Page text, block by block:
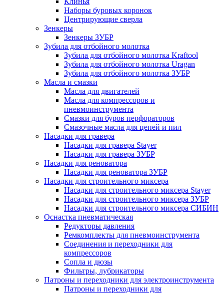
Наборы буровых коронок
Центрирующие сверла
Зенкеры
Зенкеры ЗУБР
Зубила для отбойного молотка
Зубила для отбойного молотка Kraftool
Зубила для отбойного молотка Uragan
Зубила для отбойного молотка ЗУБР
Масла и смазки
Масла для двигателей
Масла для компрессоров и
пневмоинструмента
Смазки для буров перфораторов
Смазочные масла для цепей и пил
Насадки для гравера
Насадки для гравера Stayer
Насадки для гравера ЗУБР
Насадки для реноватора
Насадки для реноватора ЗУБР
Насадки для строительного миксера
Насадки для строительного миксера Stayer
Насадки для строительного миксера ЗУБР
Насадки для строительного миксера СИБИН
Оснастка пневматическая
Редукторы давления
Ремкомплекты для пневмоинструмента
Соединения и переходники для
компрессоров
Сопла и дюзы
Фильтры, лубрикаторы
Патроны и переходники для электроинструмента
Патроны и переходники для